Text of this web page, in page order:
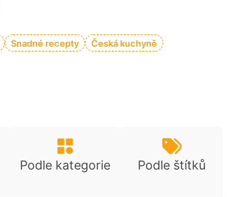
Snadné recepty Česká kuchyně
Podle kategorie Podle štítků